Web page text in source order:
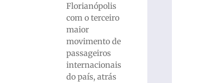
Florianópolis
com o terceiro
maior
movimento de
passageiros
internacionais
do país, atrás